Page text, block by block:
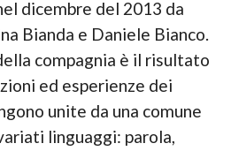
dicembre del 2013 da
Bianda e Daniele Bianco.
compagnia è il risultato
ed esperienze dei
unite da una comune
linguaggi: parola,